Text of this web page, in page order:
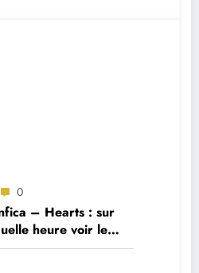
0
– Hearts : sur
heure voir le